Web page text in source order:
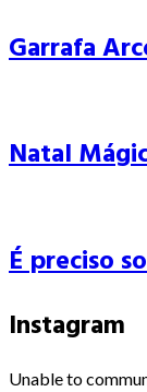
Garrafa
Natal
É preciso
Instagram
Unable to